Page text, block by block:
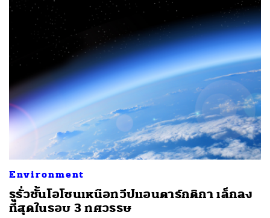
Environment
รูรั่วชั้นโอโซนเหนือทวีปแอนตาร์กติกา เล็กลง
ที่สุดในรอบ 3 ทศวรรษ